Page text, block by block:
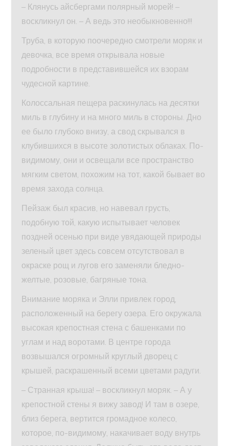
– Клянусь айсбергами полярный морей! –
воскликнул он. – А ведь это необыкновенно!!!
Труба, в которую поочередно смотрели моряк и
девочка, все время открывала новые
подробности в представившейся их взорам
чудесной картине.
Колоссальная пещера раскинулась на десятки
миль в глубину и на много миль в стороны. Дно
ее было глубоко внизу, а свод скрывался в
клубившихся в высоте золотистых облаках. По-
видимому, они и освещали все пространство
мягким светом, похожим на тот, какой бывает во
время захода солнца.
Пейзаж был красив, но навевал грусть,
подобную той, какую испытывает человек
поздней осенью при виде увядающей природы
зеленый цвет здесь совсем отсутствовал в
окраске рощ и лугов его заменяли бледно-
желтые, розовые, багряные тона.
Внимание моряка и Элли привлек город,
расположенный на берегу озера. Его окружала
высокая крепостная стена с башенками по
углам и над воротами. В центре города
возвышался огромный круглый дворец с
крышей, раскрашенный всеми цветами радуги.
– Странная крыша! – воскликнул моряк. – А у
крепостной стены я вижу завод! И там в озере,
близ берега, вертится громадное колесо,
которое, по-видимому, накачивает воду внутрь